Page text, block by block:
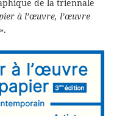
de la triennale
à l’œuvre, l’œuvre
.